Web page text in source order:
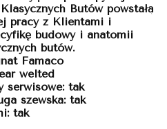
Butów powstałą
pracy z Klientami i
budowy i anatomii
butów.
Famaco
welted
serwisowe: tak
szewska: tak
tak